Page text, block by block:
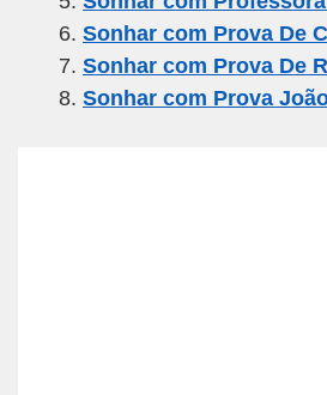
k
Sonhar com Prova De
Sonhar com Prova De
Sonhar com Prova